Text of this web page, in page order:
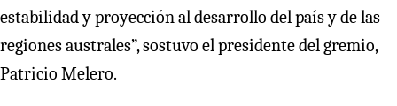
estabilidad y proyección al desarrollo del país y de las
regiones australes”, sostuvo el presidente del gremio,
Patricio Melero.